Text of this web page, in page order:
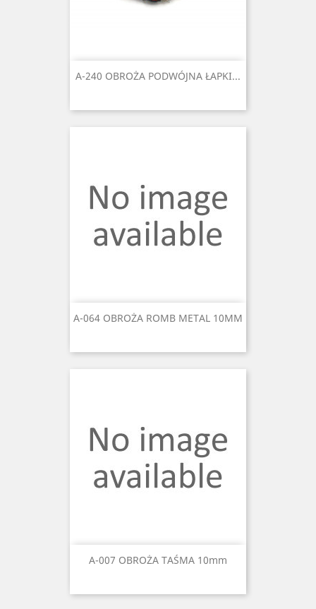
A-240 OBROŻA PODWÓJNA ŁAPKI...
A-064 OBROŻA ROMB METAL 10MM
A-007 OBROŻA TAŚMA 10mm